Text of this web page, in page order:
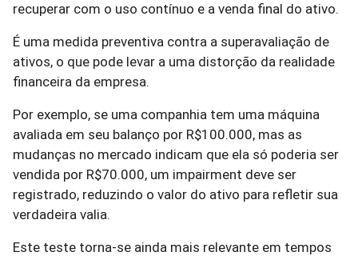
recuperar com o uso contínuo e a venda final do ativo.
É uma medida preventiva contra a superavaliação de
ativos, o que pode levar a uma distorção da realidade
financeira da empresa.
Por exemplo, se uma companhia tem uma máquina
avaliada em seu balanço por R$100.000, mas as
mudanças no mercado indicam que ela só poderia ser
vendida por R$70.000, um impairment deve ser
registrado, reduzindo o valor do ativo para refletir sua
verdadeira valia.
Este teste torna-se ainda mais relevante em tempos